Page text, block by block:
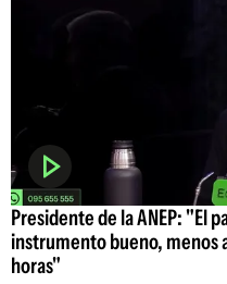
Presidente de la ANEP: "El
instrumento bueno, menos
horas"